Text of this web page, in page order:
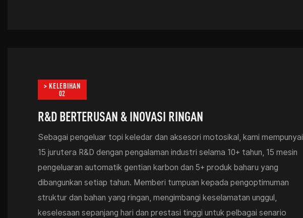
> KELEBIHAN
02
R&D BERTERUSAN & INOVASI RINGAN
Sebagai pengeluar topi keledar dan aksesori motosikal, kami mempunyai
15 jurutera R&D dengan pengalaman industri selama 10+ tahun, 15 mesin
pengeluaran automatik gentian karbon dan 5+ produk baharu yang
dibangunkan setiap tahun. Memberi tumpuan kepada pengoptimuman
struktur dan bahan yang ringan, mengimbangi keselamatan unggul,
keselesaan sepanjang hari dan prestasi tinggi untuk pelbagai senario